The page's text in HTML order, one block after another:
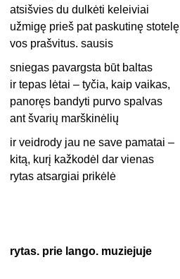
atsišvies du dulkėti keleiviai
užmigę prieš pat paskutinę stotelę
vos prašvitus. sausis
sniegas pavargsta būt baltas
ir tepas lėtai – tyčia, kaip vaikas,
panoręs bandyti purvo spalvas
ant švarių marškinėlių
ir veidrody jau ne save pamatai –
kitą, kurį kažkodėl dar vienas
rytas atsargiai prikėlė
rytas. prie lango. muziejuje